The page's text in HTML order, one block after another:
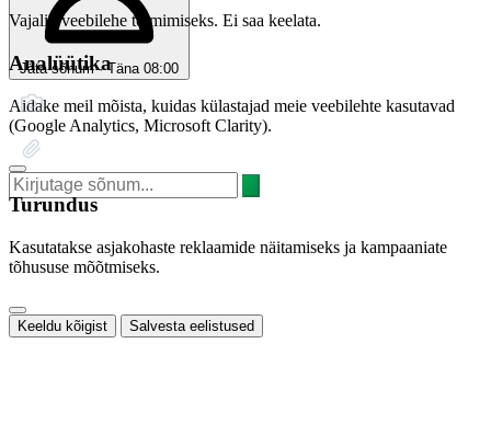
Jäta sõnum · Täna 08:00
Vajalik veebilehe toimimiseks. Ei saa keelata.
Analüütika
Aidake meil mõista, kuidas külastajad meie veebilehte kasutavad
(Google Analytics, Microsoft Clarity).
Turundus
Kasutatakse asjakohaste reklaamide näitamiseks ja kampaaniate
tõhususe mõõtmiseks.
Keeldu kõigist Salvesta eelistused